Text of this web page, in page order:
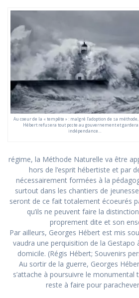
Au coeur de la « tempête » : malgré l’adoption de sa méthode,
Hébert refusera tout poste au gouvernement et gardera
indépendance…
régime, la Méthode Naturelle va être
hors de l’esprit hébertiste et par
nécessairement formées à la
surtout dans les chantiers de
seront de ce fait totalement écoeurés
qu’ils ne peuvent faire la
proprement dite et son
Par ailleurs, Georges Hébert est mis
vaudra une perquisition de la Gestapo
domicile. (Régis Hébert; Souvenirs
​Au sortir de la guerre, Georges
s’attache à poursuivre le monumental
reste à faire pour